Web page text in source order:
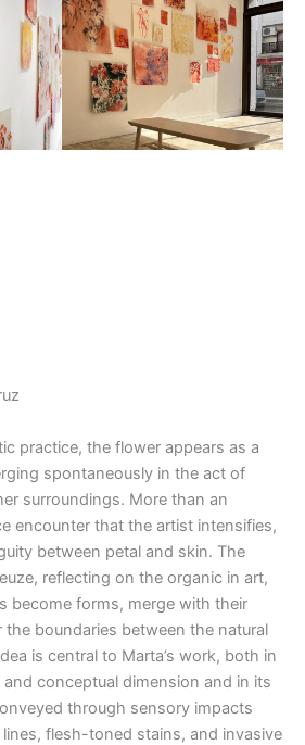
practice, the flower appears as a
spontaneously in the act of
surroundings. More than an
encounter that the artist intensifies,
between petal and skin. The
reflecting on the organic in art,
become forms, merge with their
boundaries between the natural
is central to Marta’s work, both in
conceptual dimension and in its
through sensory impacts
flesh-toned stains, and invasive